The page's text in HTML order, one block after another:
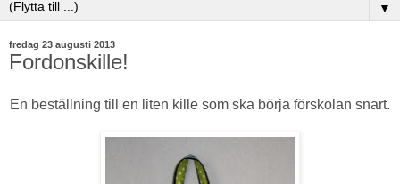
▼
fredag 23 augusti 2013
Fordonskille!
En beställning till en liten kille som ska börja förskolan snart.